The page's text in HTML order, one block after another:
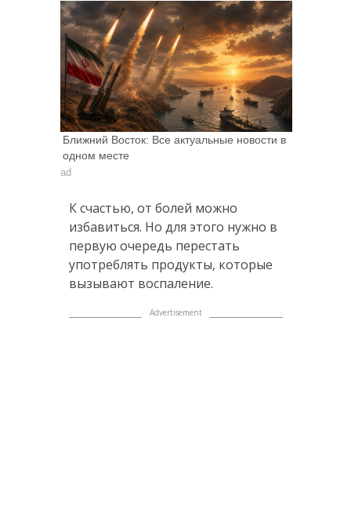
Ближний Восток: Все актуальные новости в
одном месте
ad
К счастью, от болей можно
избавиться. Но для этого нужно в
первую очередь перестать
употреблять продукты, которые
вызывают воспаление.